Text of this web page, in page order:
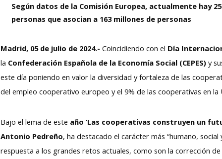
Según datos de la Comisión Europea, actualmente hay
personas que asocian a 163 millones de personas
Madrid, 05 de julio de 2024.-Coincidiendo con el Día
la Confederación Española de la Economía Social (CEPES) y
este día poniendo en valor la diversidad y fortaleza de las
del empleo cooperativo europeo y el 9% de las cooperativas en la
Bajo el lema de este año ‘Las cooperativas construyen un
Antonio Pedreño, ha destacado el carácter más “humano,
respuesta a los grandes retos actuales, como son la corrección